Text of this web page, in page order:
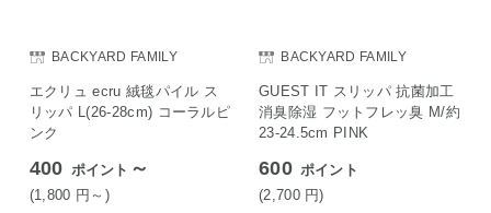
BACKYARD FAMILY
エクリュ ecru 絨毯パイル ス
リッパ L(26-28cm) コーラルピ
ンク
400 ポイント ～
(1,800 円 ～)
BACKYARD FAMILY
GUEST IT スリッパ 抗菌加工
消臭除湿 フットフレッ臭 M/約
23-24.5cm PINK
600 ポイント
(2,700 円)